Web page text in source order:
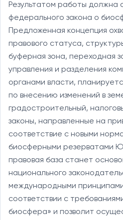
Результатом работы должна
федерального закона о
Предложенная концепция
правового статуса,
буферная зона, переходная
управления и разделения
органами власти,
по внесению изменений в
градостроительный,
законы, направленные на
соответствие с новыми
биосферными резерватами
правовая база станет
национального
международными
соответствии с
биосфера» и позволит